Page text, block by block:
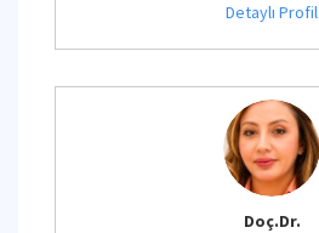
Detaylı Profil
Doç.Dr.